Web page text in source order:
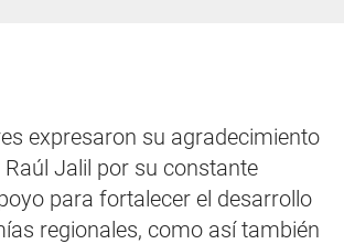
expresaron su agradecimiento
Jalil por su constante
para fortalecer el desarrollo
regionales, como así también